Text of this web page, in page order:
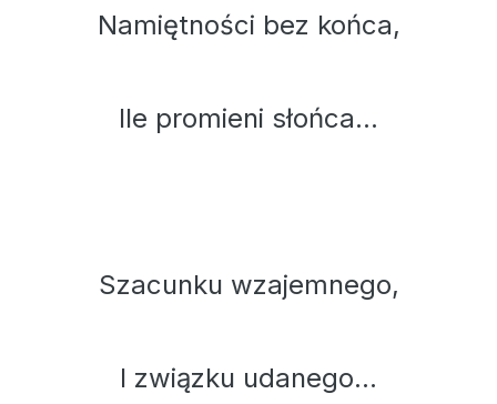
Namiętności bez końca,
Ile promieni słońca...
Szacunku wzajemnego,
I związku udanego...